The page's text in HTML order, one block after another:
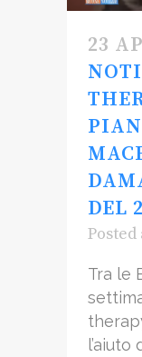
23
DEL
Posted
Tra le
l’aiuto